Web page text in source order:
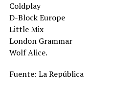
Coldplay
D-Block Europe
Little Mix
London Grammar
Wolf Alice.
Fuente: La República